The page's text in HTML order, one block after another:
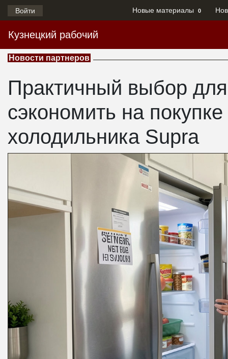
Войти Новые материалы 0
Кузнецкий рабочий
Новости партнеров
Практичный выбор
сэкономить на
холодильника Supra